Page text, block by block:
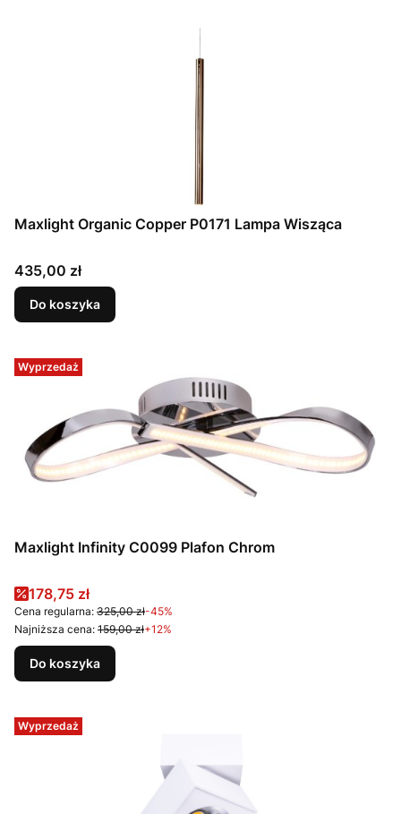
Maxlight Organic Copper P0171 Lampa Wisząca
Cena
435,00 zł
Do koszyka
Wyprzedaż
Maxlight Infinity C0099 Plafon Chrom
Cena promocyjna
178,75 zł
Cena regularna: 325,00 zł-45%
Najniższa cena: 159,00 zł+12%
Do koszyka
Wyprzedaż